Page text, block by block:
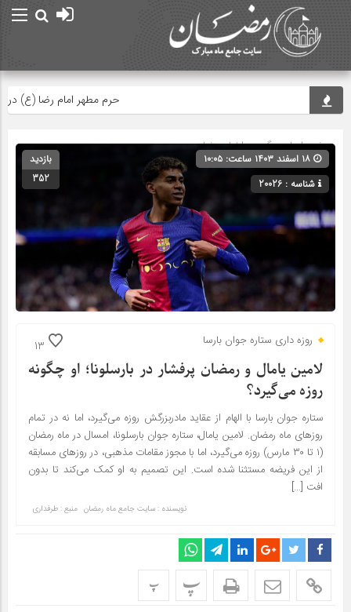
حرم مطهر امام رضا (ع) در لحظه
صفحه اصلی» گروه »اخبار رمضان
شناسه : 20026
بازدید
352
13 روزه داری ستاره جوان بارسا
لامین یامال و رمضان پرفشار در بارسلونا؛ او چگونه
روزه می‌گیرد؟
ستاره جوان بارسا با الهام از عقاید مادربزرگش روزه‌ می‌گیرد، اما نه در تمام
روزهای ماه رمضان. لامین یامال، ستاره جوان بارسلونا، امسال در ماه رمضان
(۱ تا ۳۰ مارس) روزه می‌گیرد، اما با مجوز مقامات مذهبی، در روزهای مسابقه
از این فریضه مستثنا شده است. این تصمیم به او کمک می‌کند تا بدون
افت […]
نویسنده : سایت جامع ماه رمضان منبع : طرفداری
پ پ